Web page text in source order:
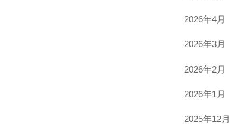
2026年4月
2026年3月
2026年2月
2026年1月
2025年12月